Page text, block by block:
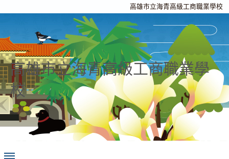
高雄市立海青高級工商職業學校
高雄市立海青高級工商職業學
校